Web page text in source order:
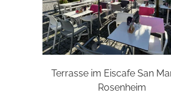
Terrasse im Eiscafe San
Rosenheim